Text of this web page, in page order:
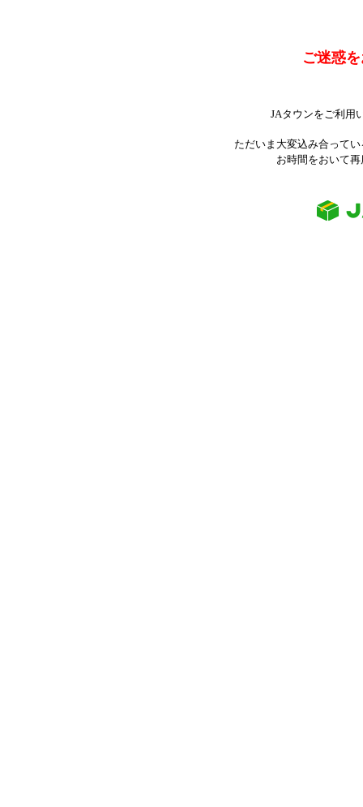
ご迷惑
JAタウンをご利用
ただいま大変込み合って
お時間をおいて